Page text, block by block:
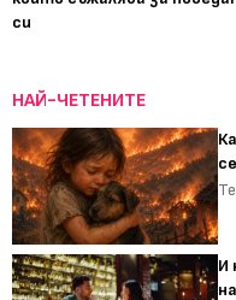
си
НАЙ-ЧЕТЕНИТЕ
И